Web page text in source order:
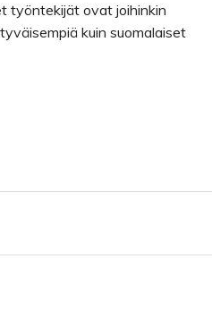
työntekijät ovat joihinkin
kuin suomalaiset